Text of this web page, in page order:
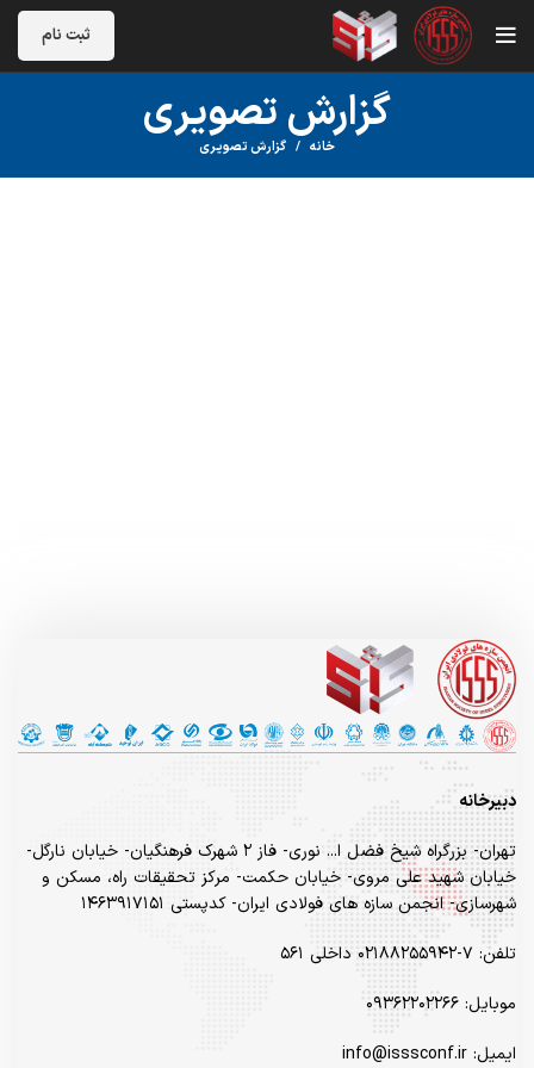
ثبت نام
گزارش تصویری
خانه گزارش تصویری
دبیرخانه
تهران- بزرگراه شیخ فضل ا... نوری- فاز ۲ شهرک فرهنگیان- خیابان نارگل-
خیابان شهید علی مروی- خیابان حکمت- مرکز تحقیقات راه، مسکن و
شهرسازی- انجمن سازه های فولادی ایران- کدپستی ۱۴۶۳۹۱۷۱۵۱
تلفن: ۷-۰۲۱۸۸۲۵۵۹۴۲ داخلی ۵۶۱
موبایل: ۰۹۳۶۲۲۰۲۲۶۶
ایمیل: info@isssconf.ir